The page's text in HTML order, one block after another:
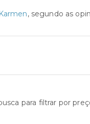
, segundo as
para filtrar por